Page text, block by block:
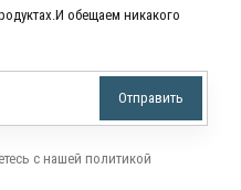
обещаем никакого
с нашей политикой